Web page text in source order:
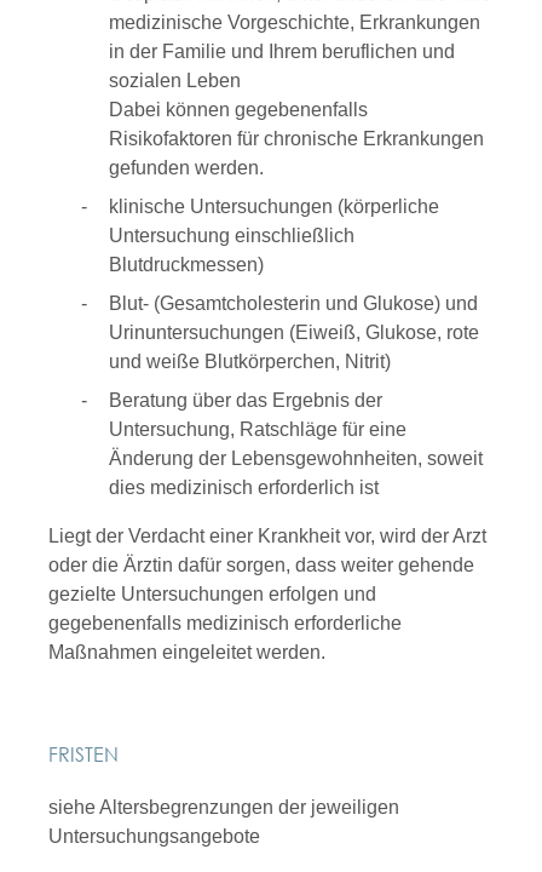
medizinische Vorgeschichte, Erkrankungen
in der Familie und Ihrem beruflichen und
sozialen Leben
Dabei können gegebenenfalls
Risikofaktoren für chronische Erkrankungen
gefunden werden.
klinische Untersuchungen (körperliche
Untersuchung einschließlich
Blutdruckmessen)
Blut- (Gesamtcholesterin und Glukose) und
Urinuntersuchungen (Eiweiß, Glukose, rote
und weiße Blutkörperchen, Nitrit)
Beratung über das Ergebnis der
Untersuchung, Ratschläge für eine
Änderung der Lebensgewohnheiten, soweit
dies medizinisch erforderlich ist
Liegt der Verdacht einer Krankheit vor, wird der Arzt
oder die Ärztin dafür sorgen, dass weiter gehende
gezielte Untersuchungen erfolgen und
gegebenenfalls medizinisch erforderliche
Maßnahmen eingeleitet werden.
FRISTEN
siehe Altersbegrenzungen der jeweiligen
Untersuchungsangebote